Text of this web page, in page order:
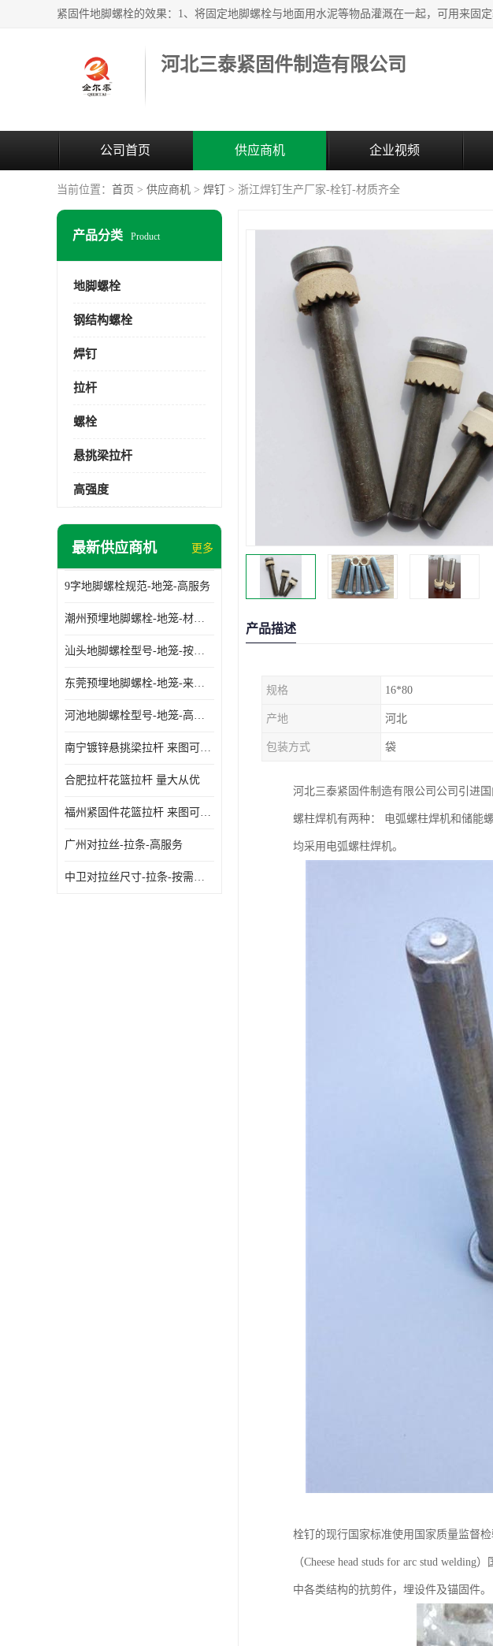
河北三泰紧固件制造有限公司
公司首页 供应商机 企业视频
当前位置： 首页 > 供应商机 > 焊钉 > 浙江焊钉生产厂家-栓钉-材质齐全
产品分类 Product
地脚螺栓
钢结构螺栓
焊钉
拉杆
螺栓
悬挑梁拉杆
高强度
最新供应商机 更多
9字地脚螺栓规范-地笼-高服务
潮州预埋地脚螺栓-地笼-材质齐全
汕头地脚螺栓型号-地笼-按需定制
东莞预埋地脚螺栓-地笼-来图可定制
河池地脚螺栓型号-地笼-高质量
南宁镀锌悬挑梁拉杆 来图可定制
合肥拉杆花篮拉杆 量大从优
福州紧固件花篮拉杆 来图可定制
广州对拉丝-拉条-高服务
中卫对拉丝尺寸-拉条-按需定制
产品描述
规格 16*80
产地 河北
包装方式 袋
河北三泰紧固件制造有限公司公司引进
螺柱焊机有两种： 电弧螺柱焊机和储能
均采用电弧螺柱焊机。
栓钉的现行国家标准使用国家质量监督
（Cheese head studs for arc stud
中各类结构的抗剪件，埋设件及锚固件。